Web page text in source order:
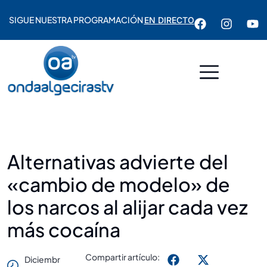
SIGUE NUESTRA PROGRAMACIÓNEN DIRECTO
Alternativas advierte del
«cambio de modelo» de
los narcos al alijar cada vez
más cocaína
Diciembr
Compartir artículo: